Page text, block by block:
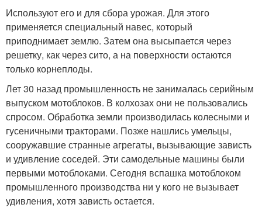
Используют его и для сбора урожая. Для этого
применяется специальный навес, который
приподнимает землю. Затем она высыпается через
решетку, как через сито, а на поверхности остаются
только корнеплоды.
Лет 30 назад промышленность не занималась серийным
выпуском мотоблоков. В колхозах они не пользовались
спросом. Обработка земли производилась колесными и
гусеничными тракторами. Позже нашлись умельцы,
сооружавшие странные агрегаты, вызывающие зависть
и удивление соседей. Эти самодельные машины были
первыми мотоблоками. Сегодня вспашка мотоблоком
промышленного производства ни у кого не вызывает
удивления, хотя зависть остается.